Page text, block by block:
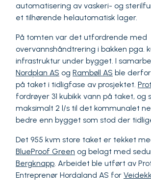
automatisering av vaskeri- og
et tilhørende helautomatisk lager.
På tomten var det utfordrende med
overvannshåndtrering i bakken pga.
infrastruktur under bygget. I
Nordplan AS og Rambøll AS ble
på taket i tidligfase av prosjektet.
fordrøyer 31 kubikk vann på taket, og
maksimalt 2 l/s til det kommunalet
bedre enn bygget som stod der
Det 955 kvm store taket er tekket
BlueProof Green og belagt med
Bergknapp. Arbeidet ble utført av
Entreprenør Hordaland AS for